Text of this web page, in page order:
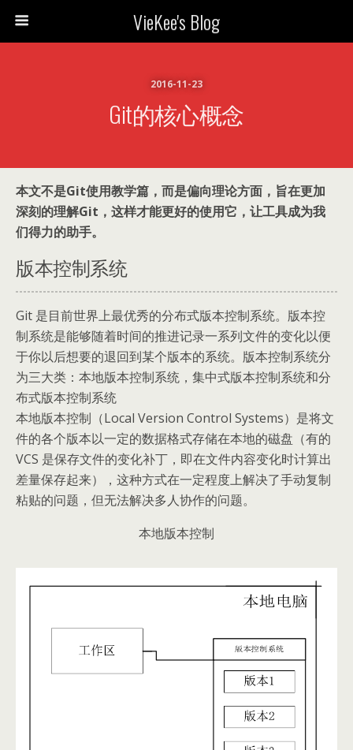
VieKee's Blog
2016-11-23
Git的核心概念
本文不是Git使用教学篇，而是偏向理论方面，旨在更加
深刻的理解Git，这样才能更好的使用它，让工具成为我
们得力的助手。
版本控制系统
Git 是目前世界上最优秀的分布式版本控制系统。版本控
制系统是能够随着时间的推进记录一系列文件的变化以便
于你以后想要的退回到某个版本的系统。版本控制系统分
为三大类：本地版本控制系统，集中式版本控制系统和分
布式版本控制系统
本地版本控制（Local Version Control Systems）是将文
件的各个版本以一定的数据格式存储在本地的磁盘（有的
VCS 是保存文件的变化补丁，即在文件内容变化时计算出
差量保存起来），这种方式在一定程度上解决了手动复制
粘贴的问题，但无法解决多人协作的问题。
本地版本控制